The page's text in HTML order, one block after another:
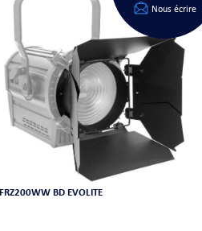
FRZ200WW BD EVOLITE
Nous écrire